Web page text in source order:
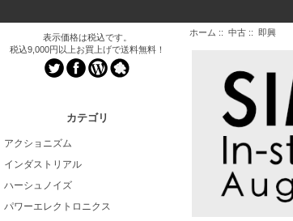
表示価格は税込です。
税込9,000円以上お買上げで送料無料！
カテゴリ
アクショニズム
インダストリアル
ハーシュノイズ
パワーエレクトロニクス
ホーム :: 中古:: 即興